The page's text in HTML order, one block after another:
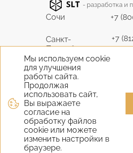
Мы используем cookie
для улучшения
работы сайта.
Продолжая
использовать сайт,
Вы выражаете
согласие на
обработку файлов
cookie или можете
изменить настройки в
браузере.
- разработка и
Сочи +7
Санкт-
Петербург
+7
Москва
Крым
+7
Екатеринбург